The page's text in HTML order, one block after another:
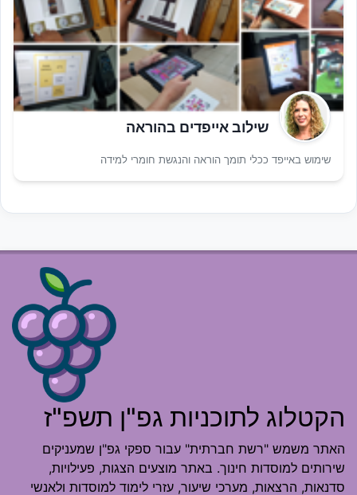
שילוב אייפדים בהוראה
שימוש באייפד ככלי תומך הוראה והנגשת חומרי למידה
הקטלוג לתוכניות גפ"ן תשפ"ז
האתר משמש "רשת חברתית" עבור ספקי גפ"ן שמעניקים
שירותים למוסדות חינוך. באתר מוצעים הצגות, פעילויות,
סדנאות, הרצאות, מערכי שיעור, עזרי לימוד למוסדות ולאנשי